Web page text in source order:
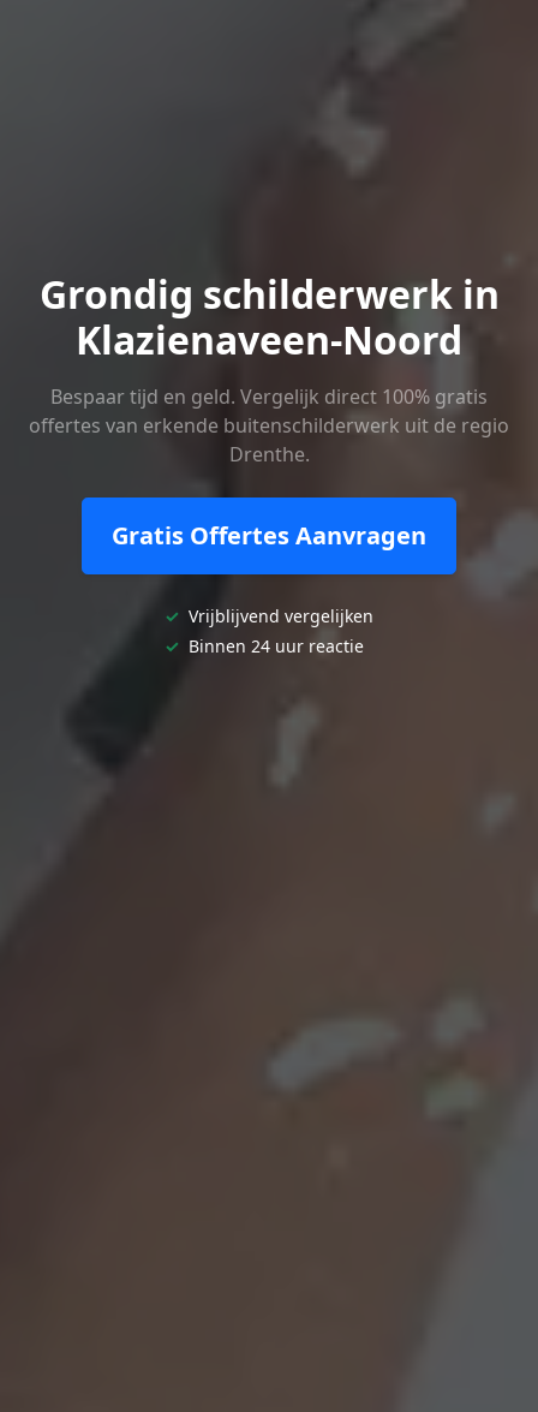
Grondig schilderwerk in
Klazienaveen-Noord
Bespaar tijd en geld. Vergelijk direct 100% gratis
offertes van erkende buitenschilderwerk uit de regio
Drenthe.
Gratis Offertes Aanvragen
✓ Vrijblijvend vergelijken
✓ Binnen 24 uur reactie